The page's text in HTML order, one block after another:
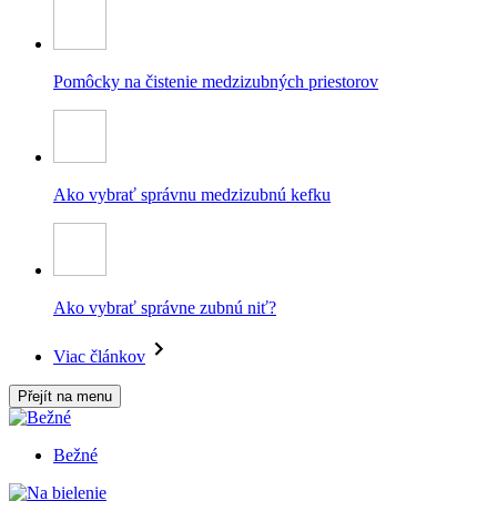
Pomôcky na čistenie medzizubných priestorov
Ako vybrať správnu medzizubnú kefku
Ako vybrať správne zubnú niť?
Viac článkov
Přejít na menu
Bežné